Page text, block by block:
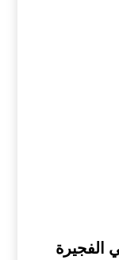
الفجيرة